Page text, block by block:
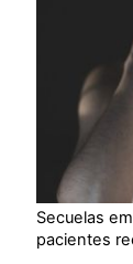
Secuelas
pacientes